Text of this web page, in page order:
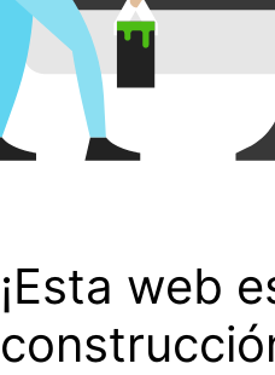
¡Esta web